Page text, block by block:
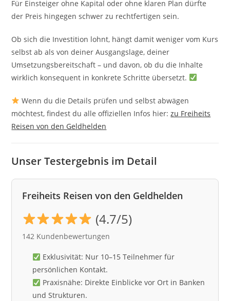
Für Einsteiger ohne Kapital oder ohne klaren Plan dürfte
der Preis hingegen schwer zu rechtfertigen sein.
Ob sich die Investition lohnt, hängt damit weniger vom Kurs
selbst ab als von deiner Ausgangslage, deiner
Umsetzungsbereitschaft – und davon, ob du die Inhalte
wirklich konsequent in konkrete Schritte übersetzt.
Wenn du die Details prüfen und selbst abwägen
möchtest, findest du alle offiziellen Infos hier:zu Freiheits
Reisen von den Geldhelden
Unser Testergebnis im Detail
Freiheits Reisen von den Geldhelden
(4.7/5)
142 Kundenbewertungen
Exklusivität: Nur 10–15 Teilnehmer für
persönlichen Kontakt.
Praxisnähe: Direkte Einblicke vor Ort in Banken
und Strukturen.